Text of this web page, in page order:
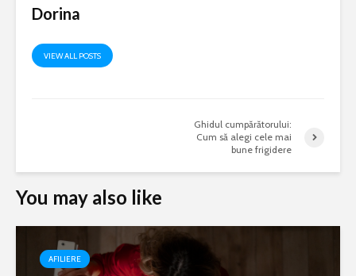
Dorina
VIEW ALL POSTS
Ghidul cumpărătorului:
Cum să alegi cele mai
bune frigidere
You may also like
AFILIERE